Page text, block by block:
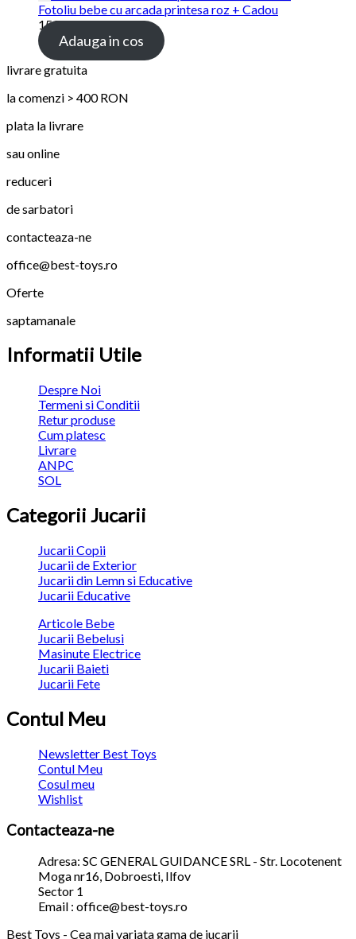
Fotoliu bebe cu arcada printesa roz + Cadou
159.00lei
Adauga in cos
livrare gratuita
la comenzi > 400 RON
plata la livrare
sau online
reduceri
de sarbatori
contacteaza-ne
office@best-toys.ro
Oferte
saptamanale
Informatii Utile
Despre Noi
Termeni si Conditii
Retur produse
Cum platesc
Livrare
ANPC
SOL
Categorii Jucarii
Jucarii Copii
Jucarii de Exterior
Jucarii din Lemn si Educative
Jucarii Educative
Articole Bebe
Jucarii Bebelusi
Masinute Electrice
Jucarii Baieti
Jucarii Fete
Contul Meu
Newsletter Best Toys
Contul Meu
Cosul meu
Wishlist
Contacteaza-ne
Adresa: SC GENERAL GUIDANCE SRL - Str. Locotenent
Moga nr16, Dobroesti, Ilfov
Sector 1
Email : office@best-toys.ro
Best Toys - Cea mai variata gama de jucarii